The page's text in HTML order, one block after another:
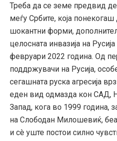
Треба да се земе предвид
меѓу Србите, која
шокантни форми,
целосната инвазија на
февруари 2022 година. Од
поддржувачи на Русија,
сегашната руска агресија
еден вид одмазда кон САД,
Запад, кога во 1999 година,
на Слободан Милошевиќ,
и сè уште постои силно